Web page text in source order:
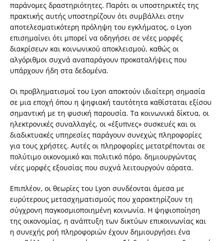
παράνομες δραστηριότητες. Παρότι οι υποστηρικτές της
πρακτικής αυτής υποστηρίζουν ότι συμβάλλει στην
αποτελεσματικότερη πρόληψη του εγκλήματος, ο Lyon
επισημαίνει ότι μπορεί να οδηγήσει σε νέες μορφές
διακρίσεων και κοινωνικού αποκλεισμού, καθώς οι
αλγόριθμοι συχνά αναπαράγουν προκαταλήψεις που
υπάρχουν ήδη στα δεδομένα.
Οι προβληματισμοί του Lyon αποκτούν ιδιαίτερη σημασία
σε μια εποχή όπου η ψηφιακή ταυτότητα καθίσταται εξίσου
σημαντική με τη φυσική παρουσία. Τα κοινωνικά δίκτυα, οι
ηλεκτρονικές συναλλαγές, οι «έξυπνες» συσκευές και οι
διαδικτυακές υπηρεσίες παράγουν συνεχώς πληροφορίες
για τους χρήστες. Αυτές οι πληροφορίες μετατρέπονται σε
πολύτιμο οικονομικό και πολιτικό πόρο, δημιουργώντας
νέες μορφές εξουσίας που συχνά λειτουργούν αόρατα.
Επιπλέον, οι θεωρίες του Lyon συνδέονται άμεσα με
ευρύτερους μετασχηματισμούς που χαρακτηρίζουν τη
σύγχρονη παγκοσμιοποιημένη κοινωνία. Η ψηφιοποίηση
της οικονομίας, η ανάπτυξη των δικτύων επικοινωνίας και
η συνεχής ροή πληροφοριών έχουν δημιουργήσει ένα